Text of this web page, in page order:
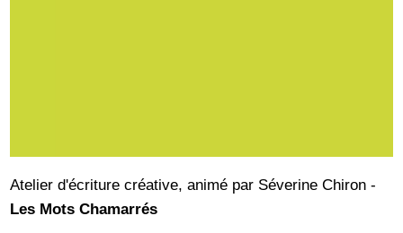
Atelier d'écriture créative, animé par Séverine Chiron -
Les Mots Chamarrés